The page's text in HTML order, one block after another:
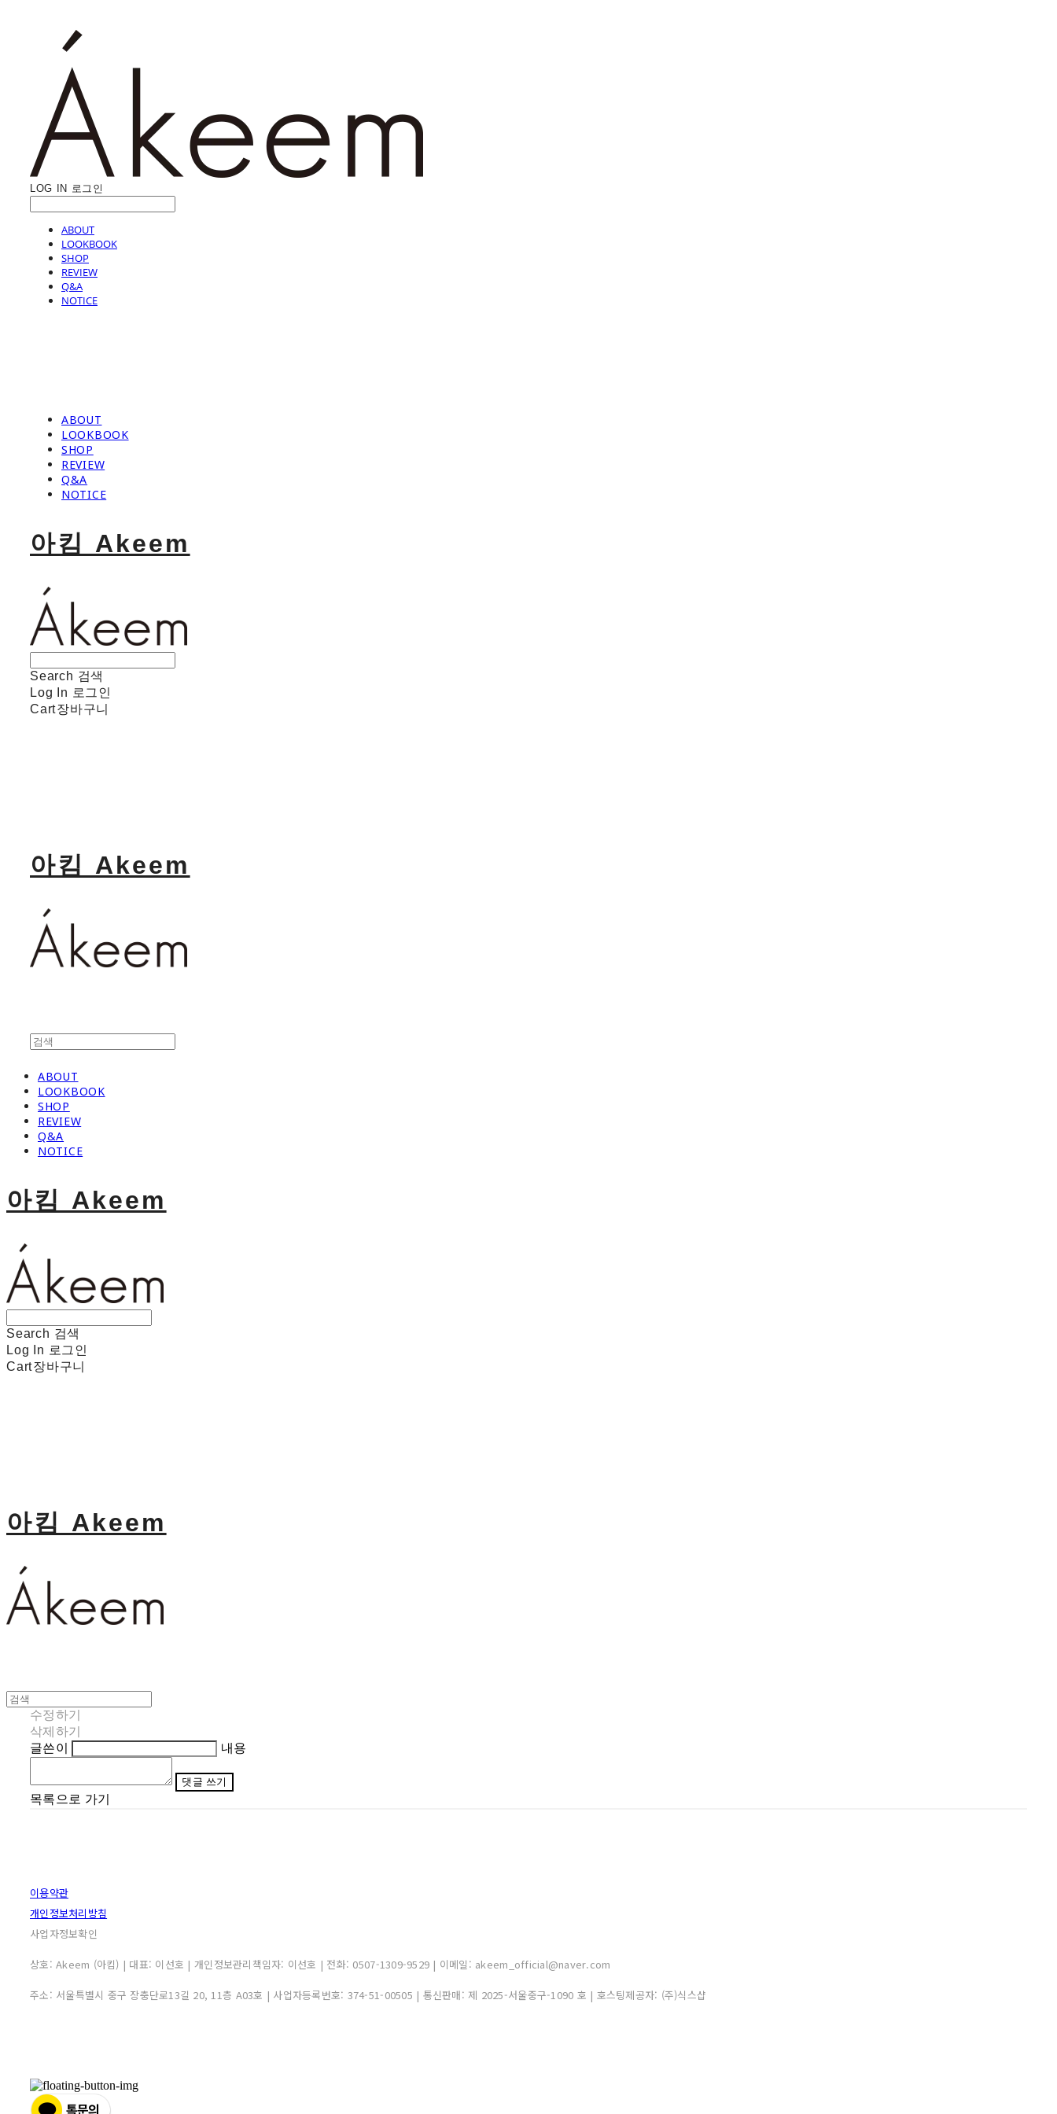
LOG IN 로그인
ABOUT
LOOKBOOK
SHOP
REVIEW
Q&A
NOTICE
ABOUT
LOOKBOOK
SHOP
REVIEW
Q&A
NOTICE
아킴 Akeem
Search 검색
Log In 로그인
Cart장바구니
아킴 Akeem
ABOUT
LOOKBOOK
SHOP
REVIEW
Q&A
NOTICE
아킴 Akeem
Search 검색
Log In 로그인
Cart장바구니
아킴 Akeem
수정하기
삭제하기
글쓴이
내용
댓글 쓰기
목록으로 가기
이용약관
개인정보처리방침
사업자정보확인
상호: Akeem (아킴) | 대표: 이선호 | 개인정보관리책임자: 이선호 | 전화: 0507-1309-9529 | 이메일: akeem_official@naver.com
주소: 서울특별시 중구 장충단로13길 20, 11층 A03호 | 사업자등록번호: 374-51-00505 | 통신판매: 제 2025-서울중구-1090 호 | 호스팅제공자: (주)식스샵